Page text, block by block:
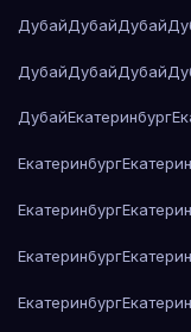
ДубайДубайДубай
ДубайДубайДубай
ДубайЕкатеринбург
Екатеринбург
Екатеринбург
Екатеринбург
Екатеринбург